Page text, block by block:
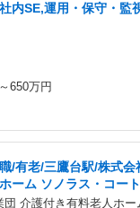
内SE,運用・保守・監
650万円
/有老/三鷹台駅/株式
ーム ソノラス・コー
団 介護付き有料老人ホ